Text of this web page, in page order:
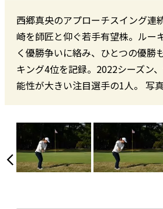
西郷真央のアプローチスイング連
崎を師匠と仰ぐ若手有望株。ルー
く優勝争いに絡み、ひとつの優勝
キング4位を記録。2022シーズン
能性が大きい注目選手の1人。 写